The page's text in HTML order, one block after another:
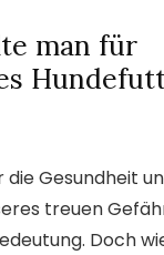
man für
Gesundheit
treuen
Doch